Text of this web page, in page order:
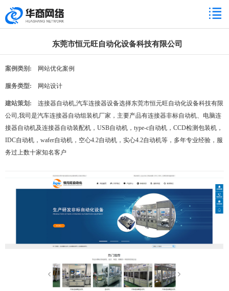
东莞市恒元旺自动化设备科技有限公司
案例类别: 网站优化案例
服务类型: 网站设计
建站策划: 连接器自动机,汽车连接器设备选择东莞市恒元旺自动化设备科技有限
公司,我司是汽车连接器自动组装机厂家，主要产品有连接器非标自动机、电脑连
接器自动机及连接器自动装配机，USB自动机，type-c自动机，CCD检测包装机，
IDC自动机，wafer自动机，空心4.2自动机，实心4.2自动机等，多年专业经验，服
务过上数十家知名客户